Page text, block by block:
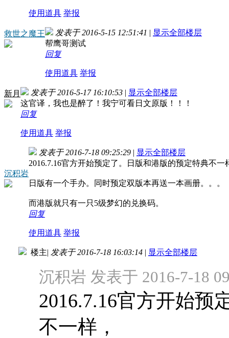
使用道具 举报
救世之魔王 发表于 2016-5-15 12:51:41 | 显示全部楼层
帮鹰哥测试
回复
使用道具 举报
新月 发表于 2016-5-17 16:10:53 | 显示全部楼层
这官译，我也是醉了！我宁可看日文原版！！！
回复
使用道具 举报
沉积岩
发表于 2016-7-18 09:25:29 | 显示全部楼层
2016.7.16官方开始预定了。日版和港版的预定特典不一
日版有一个手办。同时预定双版本再送一本画册。。。
而港版就只有一只5级梦幻的兑换码。
回复
使用道具 举报
楼主| 发表于 2016-7-18 16:03:14 | 显示全部楼层
沉积岩 发表于 2016-7-18
2016.7.16官方开始预
不一样，